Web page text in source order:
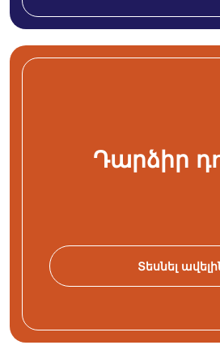
Դարձիր
Տեսնել